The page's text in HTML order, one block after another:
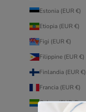
Estonia (EUR €)
Etiopia (EUR €)
Figi (EUR €)
Filippine (EUR €)
Finlandia (EUR €)
Francia (EUR €)
Gabon (EUR €)